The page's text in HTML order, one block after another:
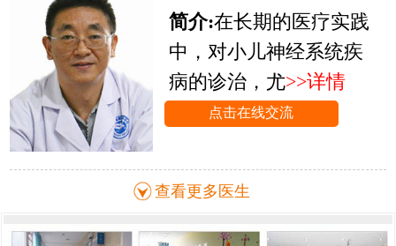
简介:在长期的医疗实践
中，对小儿神经系统疾
病的诊治，尤>>详情
点击在线交流
查看更多医生